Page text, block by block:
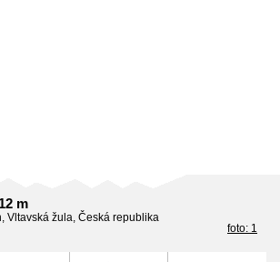
foto: 1
m
Vltavská žula, Česká republika